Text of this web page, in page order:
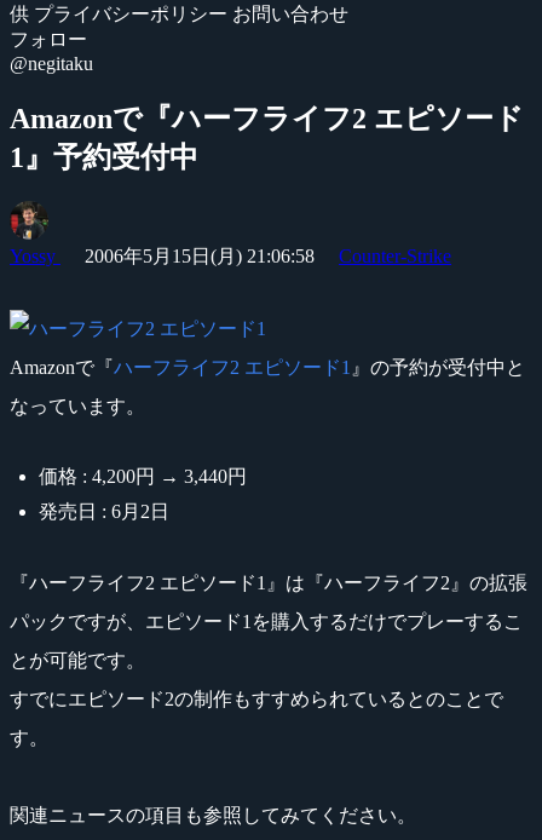
供 プライバシーポリシー お問い合わせ
フォロー
@negitaku
Amazonで『ハーフライフ2 エピソード
1』予約受付中
Yossy 2006年5月15日(月) 21:06:58 Counter-Strike
Amazonで『ハーフライフ2 エピソード1 』の予約が受付中と
なっています。
価格 : 4,200円 → 3,440円
発売日 : 6月2日
『ハーフライフ2 エピソード1』は『ハーフライフ2』の拡張
パックですが、エピソード1を購入するだけでプレーするこ
とが可能です。
すでにエピソード2の制作もすすめられているとのことで
す。
関連ニュースの項目も参照してみてください。